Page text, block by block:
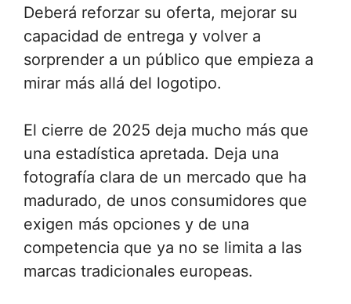
Deberá reforzar su oferta, mejorar su
capacidad de entrega y volver a
sorprender a un público que empieza a
mirar más allá del logotipo.
El cierre de 2025 deja mucho más que
una estadística apretada. Deja una
fotografía clara de un mercado que ha
madurado, de unos consumidores que
exigen más opciones y de una
competencia que ya no se limita a las
marcas tradicionales europeas.